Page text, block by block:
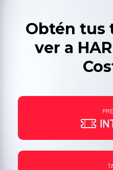
Obtén tus
ver a